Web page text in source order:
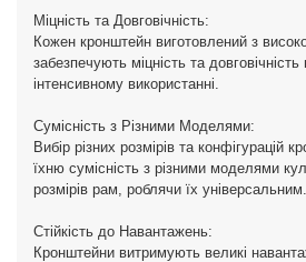
Міцність та Довговічність:
Кожен кронштейн виготовлений з
забезпечують міцність та довговічність
інтенсивному використанні.
Сумісність з Різними Моделями:
Вибір різних розмірів та конфігурацій
їхню сумісність з різними моделями
розмірів рам, роблячи їх універсальним.
Стійкість до Навантажень:
Кронштейни витримують великі